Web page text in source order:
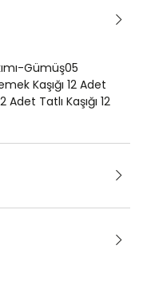
Gümüş05
Kaşığı 12 Adet
Tatlı Kaşığı 12